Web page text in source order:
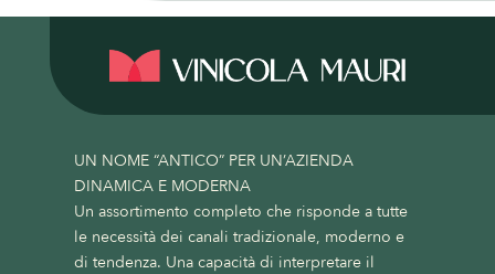
UN NOME “ANTICO” PER UN’AZIENDA
DINAMICA E MODERNA
Un assortimento completo che risponde a tutte
le necessità dei canali tradizionale, moderno e
di tendenza. Una capacità di interpretare il